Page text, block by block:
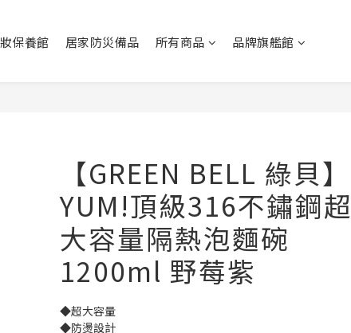
保養館 居家防災備品 所有商品 品牌旗艦館
【GREEN BELL 綠貝】
YUM!頂級316不鏽鋼超
大容量隔熱泡麵碗
1200ml 野莓紫
◆超大容量
◆防燙設計